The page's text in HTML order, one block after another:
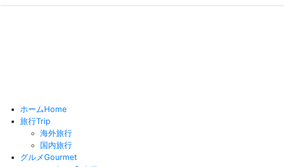
ホームHome
旅行Trip
海外旅行
国内旅行
グルメ Gourmet